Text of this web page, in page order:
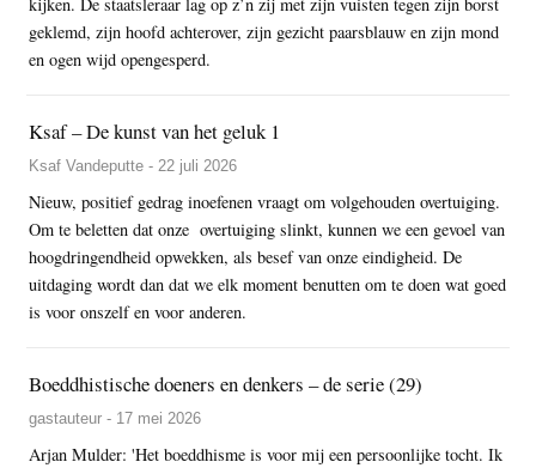
geklemd, zijn hoofd achterover, zijn gezicht paarsblauw en zijn mond
en ogen wijd opengesperd.
Ksaf – De kunst van het geluk 1
Ksaf Vandeputte - 22 juli 2026
Nieuw, positief gedrag inoefenen vraagt om volgehouden overtuiging.
Om te beletten dat onze overtuiging slinkt, kunnen we een gevoel van
hoogdringendheid opwekken, als besef van onze eindigheid. De
uitdaging wordt dan dat we elk moment benutten om te doen wat goed
is voor onszelf en voor anderen.
Boeddhistische doeners en denkers – de serie (29)
gastauteur - 17 mei 2026
Arjan Mulder: 'Het boeddhisme is voor mij een persoonlijke tocht. Ik